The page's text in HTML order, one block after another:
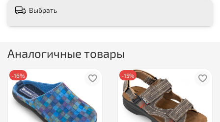
Выбрать
Аналогичные товары
-16% -15%